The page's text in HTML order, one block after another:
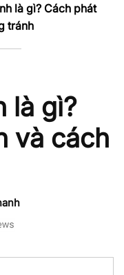
là gì? Cách phát
tránh
là gì?
và cách